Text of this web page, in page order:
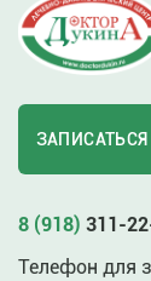
8 (918) 311-
Телефон для